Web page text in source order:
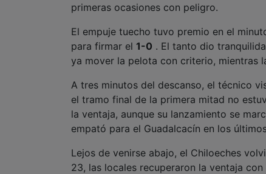
primeras ocasiones con peligro.
El empuje tuecho tuvo premio en el
para firmar el 1-0 . El tanto dio
ya mover la pelota con criterio, mientras
A tres minutos del descanso, el técnico
el tramo final de la primera mitad no
la ventaja, aunque su lanzamiento se
empató para el Guadalcacín en los
Lejos de venirse abajo, el Chiloeches
23, las locales recuperaron la ventaja